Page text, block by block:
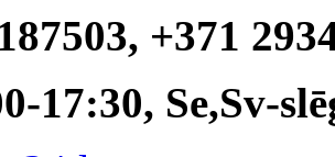
+371
17:30, Se,Sv-